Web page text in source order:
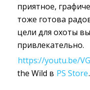
приятное,
тоже готова
цели для охоты
привлекательно.
https://youtu.be/
the Wild в PS Store.